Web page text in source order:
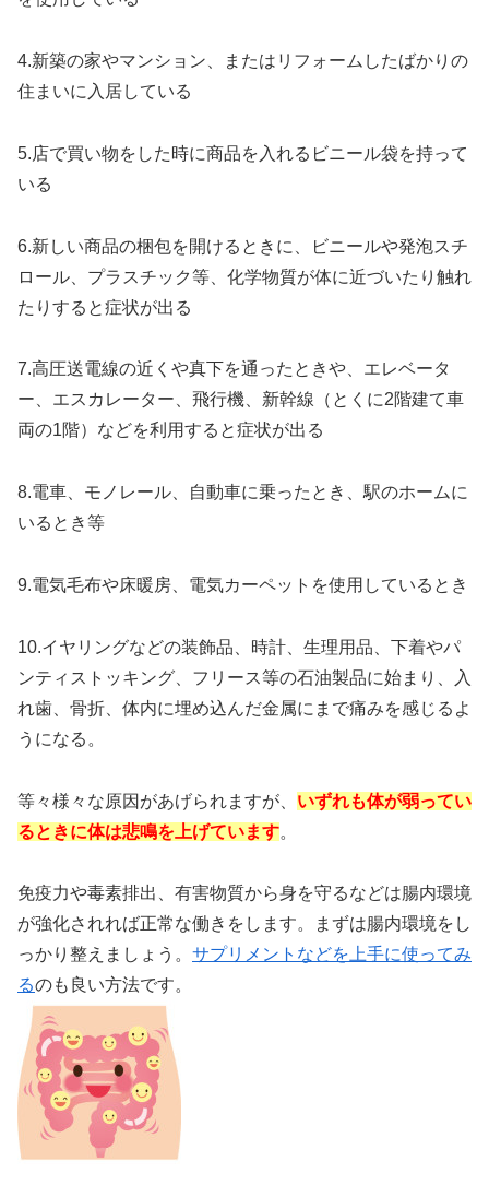
4.新築の家やマンション、またはリフォームしたばかりの
住まいに入居している
5.店で買い物をした時に商品を入れるビニール袋を持って
いる
6.新しい商品の梱包を開けるときに、ビニールや発泡スチ
ロール、プラスチック等、化学物質が体に近づいたり触れ
たりすると症状が出る
7.高圧送電線の近くや真下を通ったときや、エレベータ
ー、エスカレーター、飛行機、新幹線（とくに2階建て車
両の1階）などを利用すると症状が出る
8.電車、モノレール、自動車に乗ったとき、駅のホームに
いるとき等
9.電気毛布や床暖房、電気カーペットを使用しているとき
10.イヤリングなどの装飾品、時計、生理用品、下着やパ
ンティストッキング、フリース等の石油製品に始まり、入
れ歯、骨折、体内に埋め込んだ金属にまで痛みを感じるよ
うになる。
等々様々な原因があげられますが、 いずれも体が弱ってい
るときに体は悲鳴を上げています。
免疫力や毒素排出、有害物質から身を守るなどは腸内環境
が強化されれば正常な働きをします。まずは腸内環境をし
っかり整えましょう。 サプリメントなどを上手に使ってみ
るのも良い方法です。